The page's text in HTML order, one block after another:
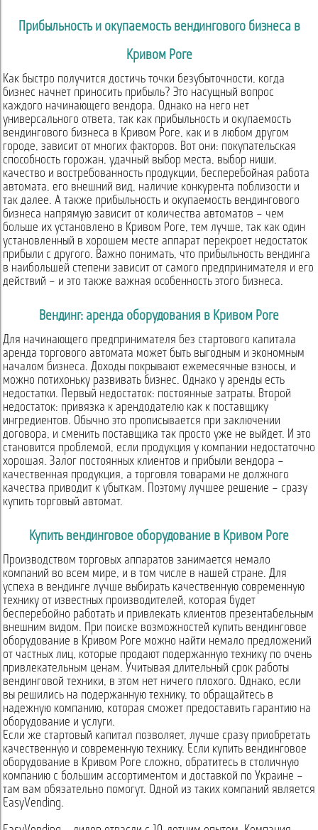
Прибыльность и окупаемость вендингового бизнеса в
Кривом Роге
Как быстро получится достичь точки безубыточности, когда
бизнес начнет приносить прибыль? Это насущный вопрос
каждого начинающего вендора. Однако на него нет
универсального ответа, так как прибыльность и окупаемость
вендингового бизнеса в Кривом Роге, как и в любом другом
городе, зависит от многих факторов. Вот они: покупательская
способность горожан, удачный выбор места, выбор ниши,
качество и востребованность продукции, бесперебойная работа
автомата, его внешний вид, наличие конкурента поблизости и
так далее. А также прибыльность и окупаемость вендингового
бизнеса напрямую зависит от количества автоматов – чем
больше их установлено в Кривом Роге, тем лучше, так как один
установленный в хорошем месте аппарат перекроет недостаток
прибыли с другого. Важно понимать, что прибыльность вендинга
в наибольшей степени зависит от самого предпринимателя и его
действий – и это также важная особенность этого бизнеса.
Вендинг: аренда оборудования в Кривом Роге
Для начинающего предпринимателя без стартового капитала
аренда торгового автомата может быть выгодным и экономным
началом бизнеса. Доходы покрывают ежемесячные взносы, и
можно потихоньку развивать бизнес. Однако у аренды есть
недостатки. Первый недостаток: постоянные затраты. Второй
недостаток: привязка к арендодателю как к поставщику
ингредиентов. Обычно это прописывается при заключении
договора, и сменить поставщика так просто уже не выйдет. И это
становится проблемой, если продукция у компании недостаточно
хорошая. Залог постоянных клиентов и прибыли вендора –
качественная продукция, а торговля товарами не должного
качества приводит к убыткам. Поэтому лучшее решение – сразу
купить торговый автомат.
Купить вендинговое оборудование в Кривом Роге
Производством торговых аппаратов занимается немало
компаний во всем мире, и в том числе в нашей стране. Для
успеха в вендинге лучше выбирать качественную современную
технику от известных производителей, которая будет
бесперебойно работать и привлекать клиентов презентабельным
внешним видом. При поиске возможностей купить вендинговое
оборудование в Кривом Роге можно найти немало предложений
от частных лиц, которые продают подержанную технику по очень
привлекательным ценам. Учитывая длительный срок работы
вендинговой техники, в этом нет ничего плохого. Однако, если
вы решились на подержанную технику, то обращайтесь в
надежную компанию, которая сможет предоставить гарантию на
оборудование и услуги.
Если же стартовый капитал позволяет, лучше сразу приобретать
качественную и современную технику. Если купить вендинговое
оборудование в Кривом Роге сложно, обратитесь в столичную
компанию с большим ассортиментом и доставкой по Украине –
там вам обязательно помогут. Одной из таких компаний является
EasyVending.